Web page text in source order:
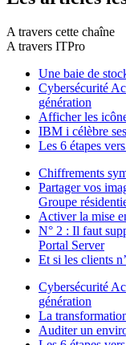
A travers cette chaîne
A travers ITPro
Une baie de
Cybersécurité
génération
Afficher les
IBM i célèbre
Les 6 étapes
Chiffrements
Partager vos
Groupe
Activer la mise
N° 2 : Il faut
Portal Server
Et si les clients
Cybersécurité
génération
La
Auditer un